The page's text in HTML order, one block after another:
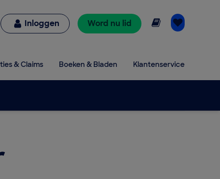
Inloggen Word nu lid Online lezen
& Claims Boeken & Bladen Klantenservice